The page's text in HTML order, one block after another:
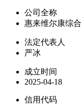
公司全称
惠来维尔康综
法定代表人
严冰
成立时间
2025-04-18
信用代码